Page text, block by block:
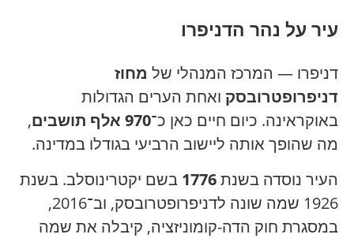
עיר על נהר הדניפרו
דניפרו — המרכז המנהלי של מחוז
דניפרופטרובסק ואחת הערים הגדולות
באוקראינה. כיום חיים כאן כ־970 אלף תושבים
,
מה שהופך אותה ליישוב הרביעי בגודלו במדינה.
העיר נוסדה בשנת1776 בשם יקטרינוסלב. בשנת
1926 שמה שונה לדניפרופטרובסק, וב־2016,
במסגרת חוק הדה-קומוניזציה, קיבלה את שמה